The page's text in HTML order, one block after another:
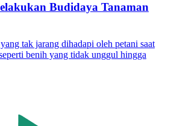
Budidaya Tanaman
tak jarang dihadapi oleh petani saat
benih yang tidak unggul hingga